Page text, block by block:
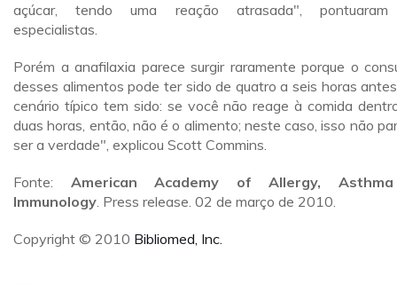
açúcar, tendo uma reação atrasada",
especialistas.
Porém a anafilaxia parece surgir raramente porque o
desses alimentos pode ter sido de quatro a seis horas
cenário típico tem sido: se você não reage à comida
duas horas, então, não é o alimento; neste caso, isso não
ser a verdade", explicou Scott Commins.
Fonte: American Academy of Allergy,
Immunology. Press release. 02 de março de 2010.
Copyright © 2010 Bibliomed, Inc.